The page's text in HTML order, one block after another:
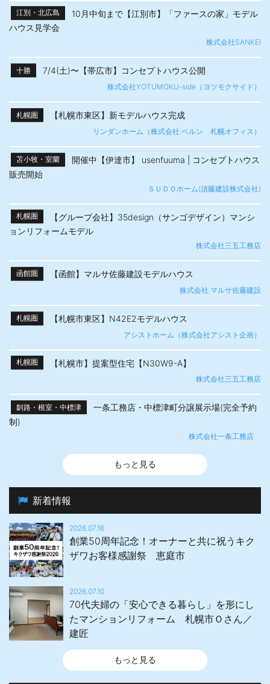
江別・北広島
10月中旬まで【江別市】「ファースの家」モデル
ハウス見学会
株式会社SANKEI
十勝 7/4(土)〜【帯広市】​コンセプトハウス公開
株式会社YOTUMOKU-side（ヨツモクサイド）
札幌圏 【札幌市東区】新モデルハウス完成
リンダンホーム（株式会社 ベルン 札幌オフィス）
苫小牧・室蘭
開催中【伊達市】 usenfuuma | コンセプトハウス
販売開始
ＳＵＤＯホーム(須藤建設株式会社)
札幌圏
【グループ会社】35design（サンゴデザイン）マンシ
ョンリフォームモデル
株式会社三五工務店
函館圏 【函館】マルサ佐藤建設モデルハウス
株式会社 マルサ佐藤建設
札幌圏 【札幌市東区】N42E2モデルハウス
アシストホーム（株式会社アシスト企画）
札幌圏 【札幌市】提案型住宅【N30W9-A】
株式会社三五工務店
釧路・根室・中標津
一条工務店・中標津町分譲展示場(完全予約
制)
株式会社一条工務店
もっと見る
新着情報
2026.07.16
創業50周年記念！オーナーと共に祝うキク
ザワお客様感謝祭 恵庭市
2026.07.10
70代夫婦の「安心できる暮らし」を形にし
たマンションリフォーム 札幌市Ｏさん／
建匠
もっと見る